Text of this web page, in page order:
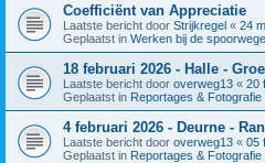
Coefficiënt van Appreciatie
Laatste bericht door Strijkregel « 24
Geplaatst in Werken bij de
18 februari 2026 - Halle -
Laatste bericht door overweg13 « 20
Geplaatst in Reportages & Fotografie
4 februari 2026 - Deurne -
Laatste bericht door overweg13 « 05
Geplaatst in Reportages & Fotografie